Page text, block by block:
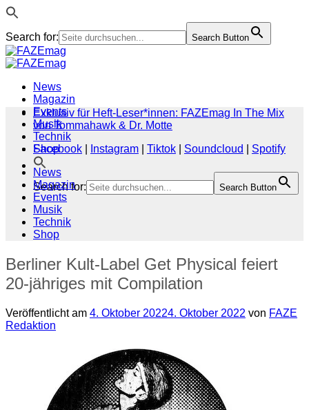
Search for: Search Button
Zum
Inhalt
News
Magazin
Events
Musik
Technik
Shop
Search for: Search Button
Exklusiv für Heft-Leser*innen: FAZEmag In The Mix
von Tommahawk & Dr. Motte
Facebook
Instagram Tiktok Soundcloud
Spotify
News
Magazin
Events
Musik
Technik
Shop
Berliner Kult-Label Get Physical feiert
20-jähriges mit Compilation
Veröffentlicht am 4. Oktober 20224. Oktober 2022 von FAZE
Redaktion